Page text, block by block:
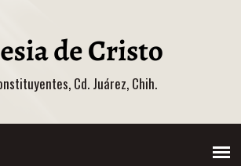
Cd. Juárez, Chih.